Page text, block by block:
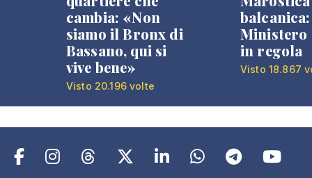
cambia: «Non
siamo il Bronx di
Bassano, qui si
vive bene»
Visto 20.196 volte
Ministero
in regola
Visto 18.867